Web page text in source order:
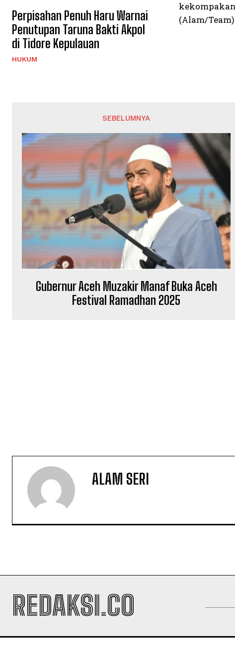
Perpisahan Penuh Haru Warnai
Penutupan Taruna Bakti Akpol
di Tidore Kepulauan
HUKUM
(Alam/Team)
SEBELUMNYA
Gubernur Aceh Muzakir Manaf Buka Aceh
Festival Ramadhan 2025
ALAM SERI
REDAKSI.CO